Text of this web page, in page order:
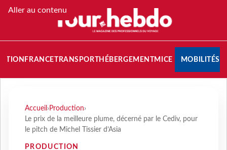
Aller au contenu
FRANCETRANSPORT HÉBERGEMENTMICE MOBILITÉS
Accueil › Production›
Le prix de la meilleure plume, décerné par le Cediv, pour
le pitch de Michel Tissier d’Asia
PRODUCTION